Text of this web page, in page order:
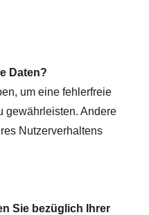
Daten?
um eine fehlerfreie
gewährleisten. Andere
Nutzerverhaltens
Sie bezüglich Ihrer